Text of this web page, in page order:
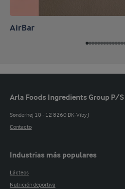
AirBar
Arla Foods Ingredients Group P/S
Sønderhøj 10 - 12 8260 DK-Viby J
Contacto
Industrias más populares
Lácteos
Nutrición deportiva